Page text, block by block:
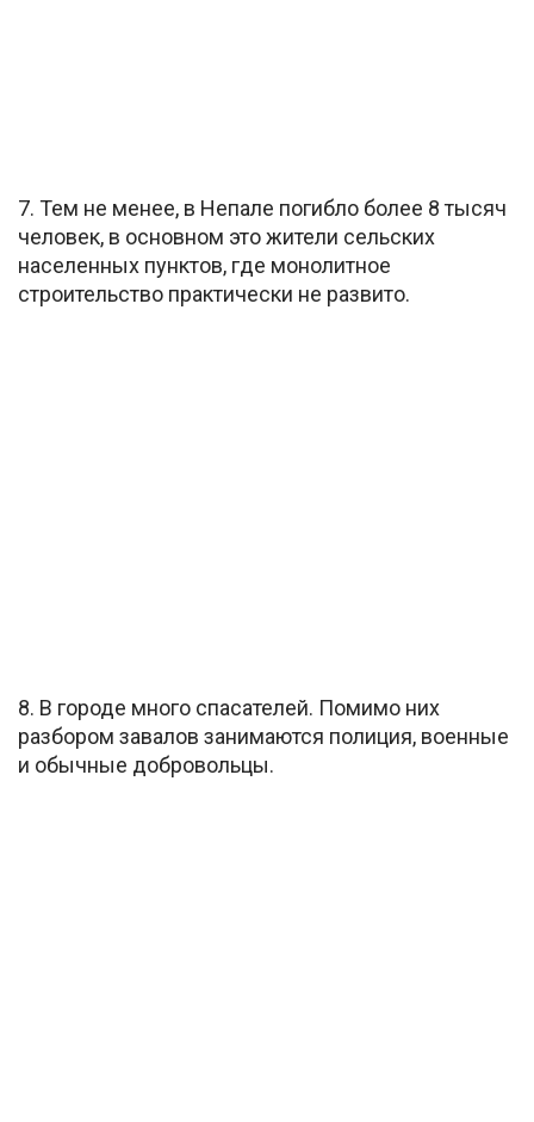
7. Тем не менее, в Непале погибло более 8 тысяч
человек, в основном это жители сельских
населенных пунктов, где монолитное
строительство практически не развито.
8. В городе много спасателей. Помимо них
разбором завалов занимаются полиция, военные
и обычные добровольцы.